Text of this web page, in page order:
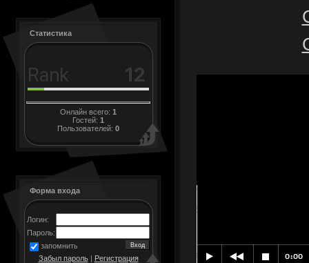
Статистика
Онлайн всего: 1
Гостей: 1
Пользователей: 0
Форма входа
Логин:
Пароль:
запомнить
Забыл пароль| Регистрация